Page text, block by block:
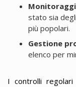
stato sia
più popolari.
Gestione
elenco per
I controlli